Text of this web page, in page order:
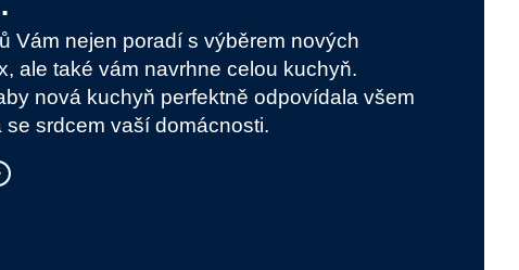
Vám nejen poradí s výběrem nových
ale také vám navrhne celou kuchyň.
nová kuchyň perfektně odpovídala všem
srdcem vaší domácnosti.